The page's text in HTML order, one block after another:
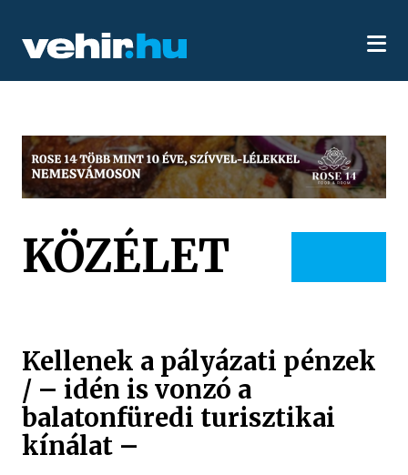
KÖZÉLET
Kellenek a pályázati pénzek
/ – idén is vonzó a
balatonfüredi turisztikai
kínálat –